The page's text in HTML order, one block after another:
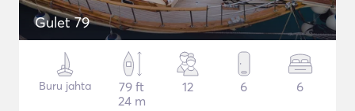
Gulet 79
Buru jahta
79 ft
24 m
12 6 6